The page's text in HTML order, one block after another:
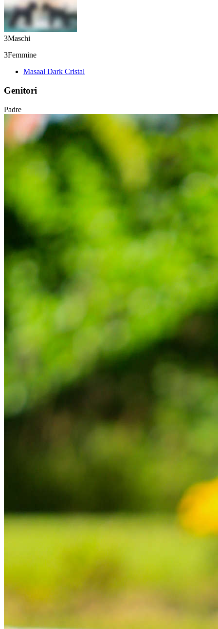
3Maschi
3Femmine
Masaal Dark Cristal
Genitori
Padre